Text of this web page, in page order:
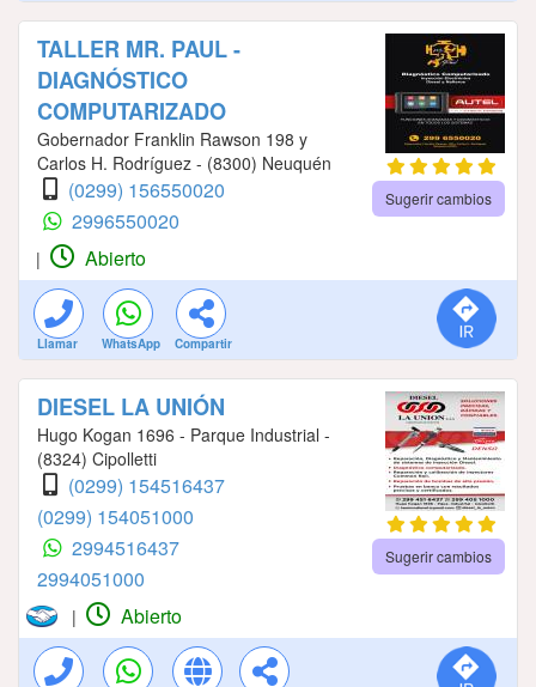
TALLER MR. PAUL -
DIAGNÓSTICO
COMPUTARIZADO
Gobernador Franklin Rawson 198 y
Carlos H. Rodríguez - (8300) Neuquén
(0299) 156550020
2996550020
Sugerir cambios
| Abierto
Llamar WhatsApp Compartir
DIESEL LA UNIÓN
Hugo Kogan 1696 - Parque Industrial -
(8324) Cipolletti
(0299) 154516437
(0299) 154051000
2994516437
2994051000
Sugerir cambios
| Abierto